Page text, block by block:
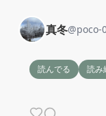
真冬@poco-
読んでる 読み